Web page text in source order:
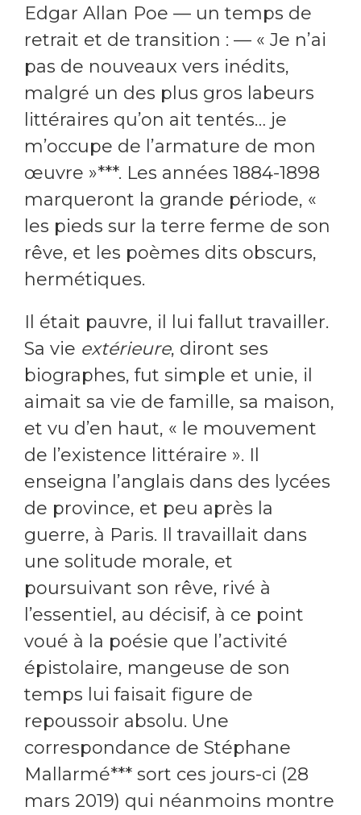
Edgar Allan Poe — un temps de
retrait et de transition : — « Je n’ai
pas de nouveaux vers inédits,
malgré un des plus gros labeurs
littéraires qu’on ait tentés… je
m’occupe de l’armature de mon
œuvre »***. Les années 1884-1898
marqueront la grande période, «
les pieds sur la terre ferme de son
rêve, et les poèmes dits obscurs,
hermétiques.
Il était pauvre, il lui fallut travailler.
Sa vie extérieure, diront ses
biographes, fut simple et unie, il
aimait sa vie de famille, sa maison,
et vu d’en haut, « le mouvement
de l’existence littéraire ». Il
enseigna l’anglais dans des lycées
de province, et peu après la
guerre, à Paris. Il travaillait dans
une solitude morale, et
poursuivant son rêve, rivé à
l’essentiel, au décisif, à ce point
voué à la poésie que l’activité
épistolaire, mangeuse de son
temps lui faisait figure de
repoussoir absolu. Une
correspondance de Stéphane
Mallarmé*** sort ces jours-ci (28
mars 2019) qui néanmoins montre